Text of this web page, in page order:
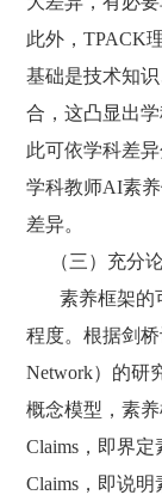
此外，TPACK
基础是技术知
合，这凸显出
此可依学科差
学科教师AI素
差异。
（三）充分
素养框架的
程度。根据剑桥
Network）的研
概念模型，素
Claims，即界
Claims，即说